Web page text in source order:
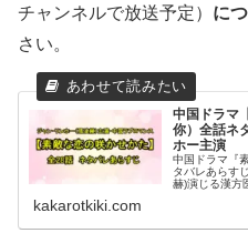
チャンネルで放送予定） に
さい。
中国ドラマ
你）全話ネ
ホー主演
中国ドラマ『
タバレあらす
赫)演じる漢方
kakarotkiki.com